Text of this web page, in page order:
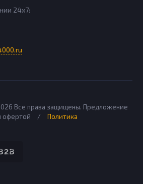
24х7:
Все права защищены. Предложение
офертой
/
Политика